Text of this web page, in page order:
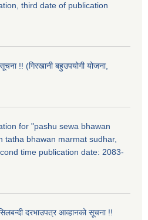
third date of publication
!! (गिरखानी बहुउपयोगी योजना,
for "pashu sewa bhawan
tatha bhawan marmat sudhar,
time publication date: 2083-
दरभाउपत्र आव्हानको सूचना !!